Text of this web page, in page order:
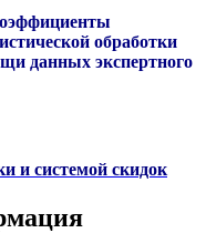
обработки
данных экспертного
и системой скидок